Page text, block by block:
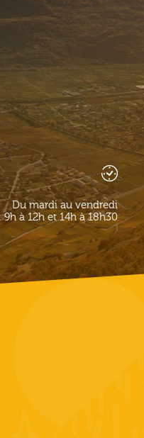
Du mardi au vendredi
9h à 12h et 14h à 18h30